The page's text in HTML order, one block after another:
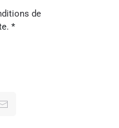
de
*